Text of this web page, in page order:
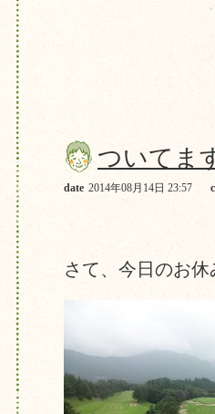
ついてま
date 2014年08月14日 23:57
さて、今日のお休